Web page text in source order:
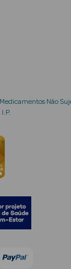
Não